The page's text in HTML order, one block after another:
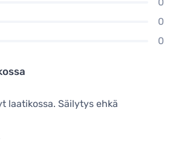
0
0
laatikossa. Säilytys ehkä